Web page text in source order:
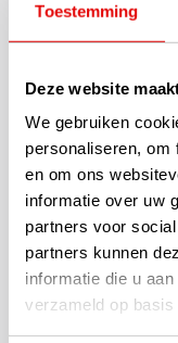
Toestemming
Deze website
We gebruiken
personaliseren, om
en om ons
informatie over uw
partners voor
partners kunnen
informatie die u
verzameld op
altijd als gegoten!
waardoor deze altijd
Deze Mizuno
uitvoering zit altijd
bijna iedere maat.
synthetische leer
zorgen voor
weersomstandigheden.
Specificaties